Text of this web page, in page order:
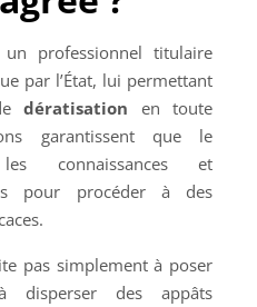
un professionnel titulaire
par l’État, lui permettant
dératisation en toute
garantissent que le
connaissances et
pour procéder à des
pas simplement à poser
disperser des appâts